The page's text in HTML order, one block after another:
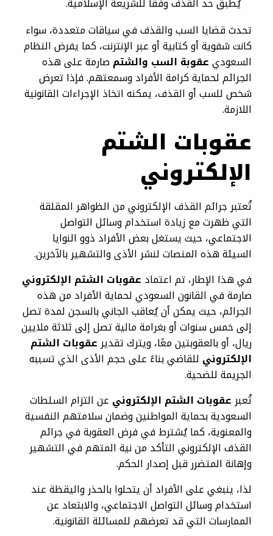
تحدث قضايا السب والقذف في سياقات متعددة، سواء
كانت شفوية أو كتابية أو عبر الإنترنت، كما يفرض النظام
السعوديعقوبة السب والشتمصارمة على هذه
الجرائم لحماية كرامة الأفراد وسمعتهم. فإذا تعرض
شخص للسب أو القذف، يمكنه اتخاذ الإجراءات القانونية
اللازمة.
عقوبات الشتم
الإلكتروني
تُعتبر جرائم القذف الإلكتروني من الظواهر المقلقة
التي ظهرت مع زيادة استخدام وسائل التواصل
الاجتماعي، حيث يستغل بعض الأفراد ذوو النوايا
السيئة هذه المنصات لنشر الأذى والتشهير بالآخرين.
في هذا الإطار، تم اعتماد عقوبات الشتم الإلكتروني
صارمة في القانون السعودي لحماية الأفراد من هذه
الجرائم، حيث يمكن أن يُعاقب الجاني بالسجن لمدة تصل
إلى خمس سنوات أو بغرامة مالية تصل إلى ثلاثة ملايين
ريال، أو بالعقوبتين معًا، ويترك تقديرعقوبات الشتم
الإلكتروني للقاضي بناءً على حجم الأذى الذي تسببه
الجريمة للضحية.
تُعبرعقوبات الشتم الإلكتروني عن التزام السلطات
السعودية بحماية المواطنين وضمان سلامتهم النفسية
والمعنوية، كما يُشترط في فرض العقوبة في جرائم
القذف الإلكتروني التأكد من نية المتهم في التشهير
وإهانة المتضرر قبل إصدار الحكم.
لذا، ينبغي على الأفراد أن يتحلوا بالحذر واليقظة عند
استخدام وسائل التواصل الاجتماعي، والابتعاد عن
الممارسات التي قد تعرضهم للمسائلة القانونية.